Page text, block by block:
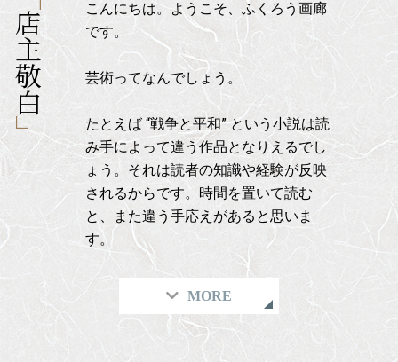
店主敬白
こんにちは。ようこそ、ふくろう画廊
です。
芸術ってなんでしょう。
たとえば “戦争と平和” という小説は読
み手によって違う作品となりえるでし
ょう。それは読者の知識や経験が反映
されるからです。時間を置いて読む
と、また違う手応えがあると思いま
す。
MORE